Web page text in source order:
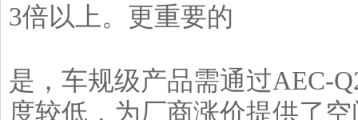
3倍以上。更重要的
是，车规级产品需通过AEC-
度较低，为厂商涨价提供了